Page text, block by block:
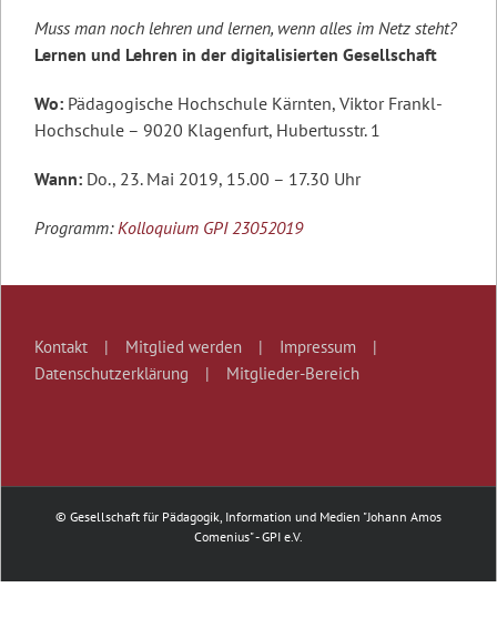
Muss man noch lehren und lernen, wenn alles im Netz steht?
Lernen und Lehren in der digitalisierten Gesellschaft
Wo: Pädagogische Hochschule Kärnten, Viktor Frankl-
Hochschule – 9020 Klagenfurt, Hubertusstr. 1
Wann: Do., 23. Mai 2019, 15.00 – 17.30 Uhr
Programm:Kolloquium GPI 23052019
Kontakt Mitglied werden
Impressum
Datenschutzerklärung
Mitglieder-Bereich
© Gesellschaft für Pädagogik, Information und Medien "Johann Amos
Comenius" - GPI e.V.